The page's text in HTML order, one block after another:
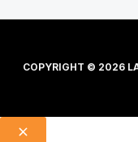
COPYRIGHT © 2026